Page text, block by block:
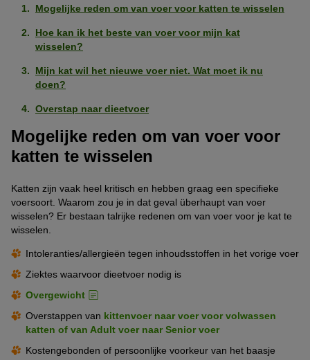
Mogelijke reden om van voer voor katten te wisselen
Hoe kan ik het beste van voer voor mijn kat
wisselen?
Mijn kat wil het nieuwe voer niet. Wat moet ik nu
doen?
Overstap naar dieetvoer
Mogelijke reden om van voer voor
katten te wisselen
Katten zijn vaak heel kritisch en hebben graag een specifieke
voersoort. Waarom zou je in dat geval überhaupt van voer
wisselen? Er bestaan talrijke redenen om van voer voor je kat te
wisselen.
Intoleranties/allergieën tegen inhoudsstoffen in het vorige voer
Ziektes waarvoor dieetvoer nodig is
Overgewicht
Overstappen van kittenvoer naar voer voor volwassen
katten of van Adult voer naar Senior voer
Kostengebonden of persoonlijke voorkeur van het baasje